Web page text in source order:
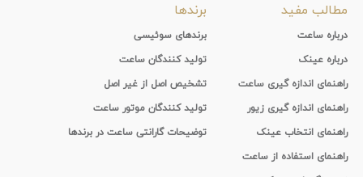
مطالب مفید
درباره ساعت
درباره عینک
راهنمای اندازه گیری ساعت
راهنمای اندازه گیری زیور
راهنمای انتخاب عینک
راهنمای استفاده از ساعت
برندها
برندهای سوئیسی
تولید کنندگان ساعت
تشخیص اصل از غیر اصل
تولید کنندگان موتور ساعت
توضیحات گارانتی ساعت در برندها